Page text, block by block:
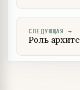
СЛЕДУЮЩАЯ →
Роль